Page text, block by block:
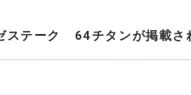
テーク 64チタンが掲載さ